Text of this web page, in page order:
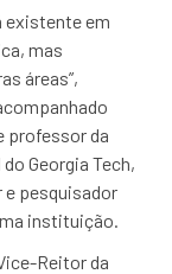
existente em
mas
áreas”,
professor da
Georgia Tech,
e pesquisador
instituição.
Reitor da